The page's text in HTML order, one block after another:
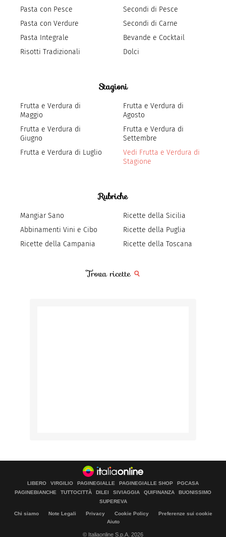
Pasta con Pesce
Pasta con Verdure
Pasta Integrale
Risotti Tradizionali
Secondi di Pesce
Secondi di Carne
Bevande e Cocktail
Dolci
Stagioni
Frutta e Verdura di
Maggio
Frutta e Verdura di
Giugno
Frutta e Verdura di Luglio
Frutta e Verdura di
Agosto
Frutta e Verdura di
Settembre
Vedi Frutta e Verdura di
Stagione
Rubriche
Mangiar Sano
Abbinamenti Vini e Cibo
Ricette della Campania
Ricette della Sicilia
Ricette della Puglia
Ricette della Toscana
Trova ricette
LIBERO VIRGILIO PAGINEGIALLE PAGINEGIALLE SHOP
PGCASA
PAGINEBIANCHE
TUTTOCITTÀ DILEI SIVIAGGIA QUIFINANZA
BUONISSIMO
SUPEREVA
Chi siamo Note Legali Privacy Cookie Policy
Preferenze sui cookie
Aiuto
© Italiaonline S.p.A. 2026